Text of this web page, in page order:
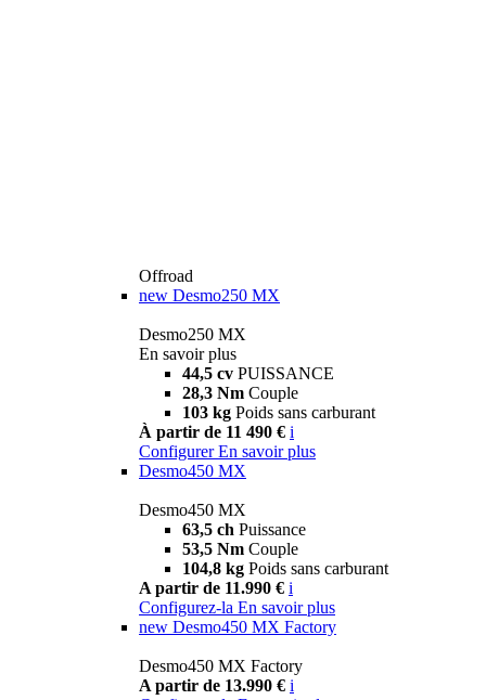
Offroad
new Desmo250 MX
Desmo250 MX
En savoir plus
44,5 cv PUISSANCE
28,3 Nm Couple
103 kg Poids sans carburant
À partir de 11 490 € i
Configurer En savoir plus
Desmo450 MX
Desmo450 MX
63,5 ch Puissance
53,5 Nm Couple
104,8 kg Poids sans carburant
A partir de 11.990 € i
Configurez-la En savoir plus
new Desmo450 MX Factory
Desmo450 MX Factory
A partir de 13.990 € i